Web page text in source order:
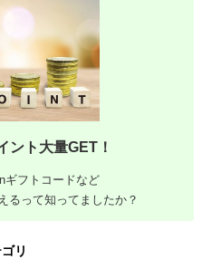
ント大量GET！
ギフトコードなど
るって知ってましたか？
リ